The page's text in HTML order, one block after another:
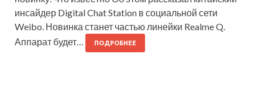
инсайдер Digital Chat Station в социальной сети
Weibo. Новинка станет частью линейки Realme Q.
Аппарат будет…
ПОДРОБНЕЕ